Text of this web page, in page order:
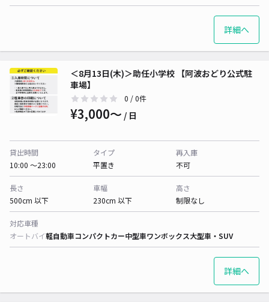
詳細へ
＜8月13日(木)＞助任小学校 【阿波おどり公式駐
車場】
0 / 0件
¥3,000〜 / 日
貸出時間
10:00 〜23:00
タイプ
平置き
再入庫
不可
長さ
500cm 以下
車幅
230cm 以下
高さ
制限なし
対応車種
オートバイ軽自動車コンパクトカー中型車ワンボックス大型車・SUV
詳細へ